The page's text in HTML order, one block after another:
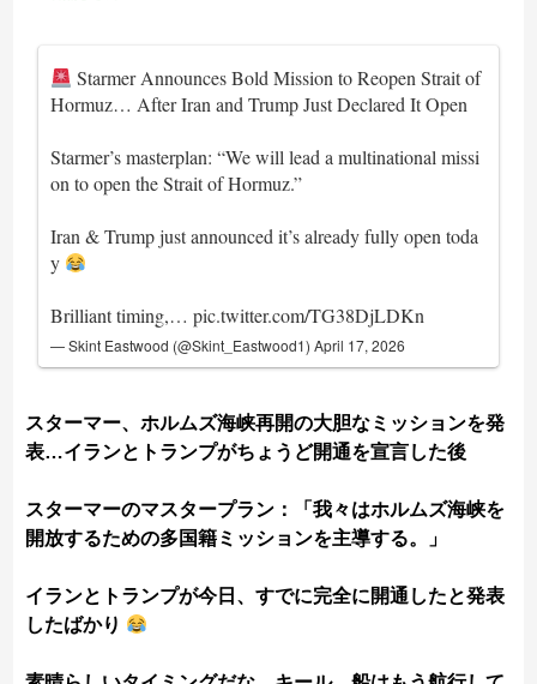
Starmer Announces Bold Mission to Reopen Strait of
Hormuz… After Iran and Trump Just Declared It Open
Starmer’s masterplan: “We will lead a multinational missi
on to open the Strait of Hormuz.”
Iran & Trump just announced it’s already fully open toda
y
Brilliant timing,…pic.twitter.com/TG38DjLDKn
— Skint Eastwood (@Skint_Eastwood1)April 17, 2026
スターマー、ホルムズ海峡再開の大胆なミッションを発
表…イランとトランプがちょうど開通を宣言した後
スターマーのマスタープラン：「我々はホルムズ海峡を
開放するための多国籍ミッションを主導する。」
イランとトランプが今日、すでに完全に開通したと発表
したばかり